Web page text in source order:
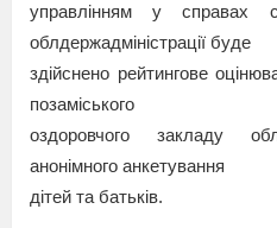
управлінням у справах
облдержадміністрації буде
здійснено рейтингове
позаміського
оздоровчого закладу
анонімного анкетування
дітей та батьків.